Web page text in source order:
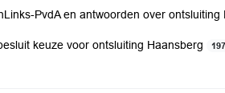
PvdA en antwoorden over
keuze voor ontsluiting Haansberg